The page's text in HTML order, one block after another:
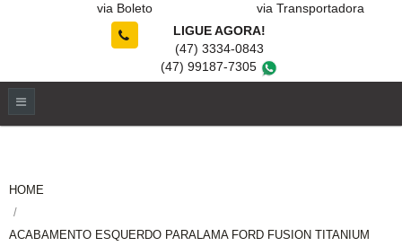
via Boleto
via Transportadora
LIGUE AGORA!
(47) 3334-0843
(47) 99187-7305
HOME
ACABAMENTO ESQUERDO PARALAMA FORD FUSION TITANIUM